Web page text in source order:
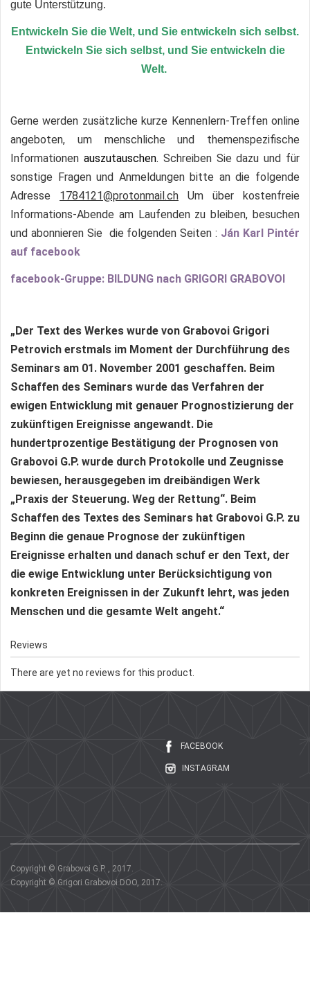
gute Unterstützung.
Entwickeln Sie die Welt, und Sie entwickeln sich selbst.
Entwickeln Sie sich selbst, und Sie entwickeln die
Welt.
Gerne werden zusätzliche kurze Kennenlern-Treffen online
angeboten, um menschliche und themenspezifische
Informationen auszutauschen. Schreiben Sie dazu und für
sonstige Fragen und Anmeldungen bitte an die folgende
Adresse 1784121@protonmail.ch
Um über kostenfreie
Informations-Abende am Laufenden zu bleiben, besuchen
und abonnieren Sie die folgenden Seiten : Ján Karl Pintér
auf facebook
facebook-Gruppe: BILDUNG nach GRIGORI GRABOVOI
„Der Text des Werkes wurde von Grabovoi Grigori
Petrovich erstmals im Moment der Durchführung des
Seminars am 01. November 2001 geschaffen. Beim
Schaffen des Seminars wurde das Verfahren der
ewigen Entwicklung mit genauer Prognostizierung der
zukünftigen Ereignisse angewandt. Die
hundertprozentige Bestätigung der Prognosen von
Grabovoi G.P. wurde durch Protokolle und Zeugnisse
bewiesen, herausgegeben im dreibändigen Werk
„Praxis der Steuerung. Weg der Rettung“. Beim
Schaffen des Textes des Seminars hat Grabovoi G.P. zu
Beginn die genaue Prognose der zukünftigen
Ereignisse erhalten und danach schuf er den Text, der
die ewige Entwicklung unter Berücksichtigung von
konkreten Ereignissen in der Zukunft lehrt, was jeden
Menschen und die gesamte Welt angeht.“
Reviews
There are yet no reviews for this product.
FACEBOOK
INSTAGRAM
Copyright © Grabovoi G.P. , 2017.
Copyright © Grigori Grabovoi DOO, 2017.